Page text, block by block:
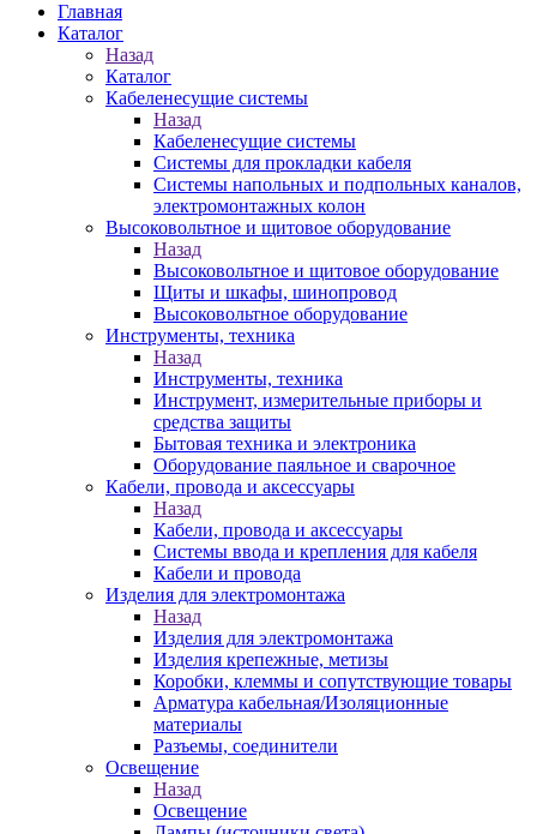
Главная
Каталог
Назад
Каталог
Кабеленесущие системы
Назад
Кабеленесущие системы
Системы для прокладки кабеля
Системы напольных и подпольных каналов,
электромонтажных колон
Высоковольтное и щитовое оборудование
Назад
Высоковольтное и щитовое оборудование
Щиты и шкафы, шинопровод
Высоковольтное оборудование
Инструменты, техника
Назад
Инструменты, техника
Инструмент, измерительные приборы и
средства защиты
Бытовая техника и электроника
Оборудование паяльное и сварочное
Кабели, провода и аксессуары
Назад
Кабели, провода и аксессуары
Системы ввода и крепления для кабеля
Кабели и провода
Изделия для электромонтажа
Назад
Изделия для электромонтажа
Изделия крепежные, метизы
Коробки, клеммы и сопутствующие товары
Арматура кабельная/Изоляционные
материалы
Разъемы, соединители
Освещение
Назад
Освещение